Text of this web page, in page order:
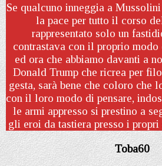
Se qualcuno inneggia a
la pace per tutto il corso
rappresentato solo un
contrastava con il proprio
ed ora che abbiamo davanti a
Donald Trump che ricrea per
gesta, sarà bene che coloro che
con il loro modo di pensare,
le armi appresso si prestino a
gli eroi da tastiera presso i
Toba60